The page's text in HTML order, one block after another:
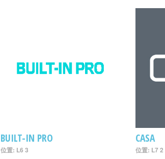
BUILT-IN PRO
位置: L6 3
CASA
位置: L7 2